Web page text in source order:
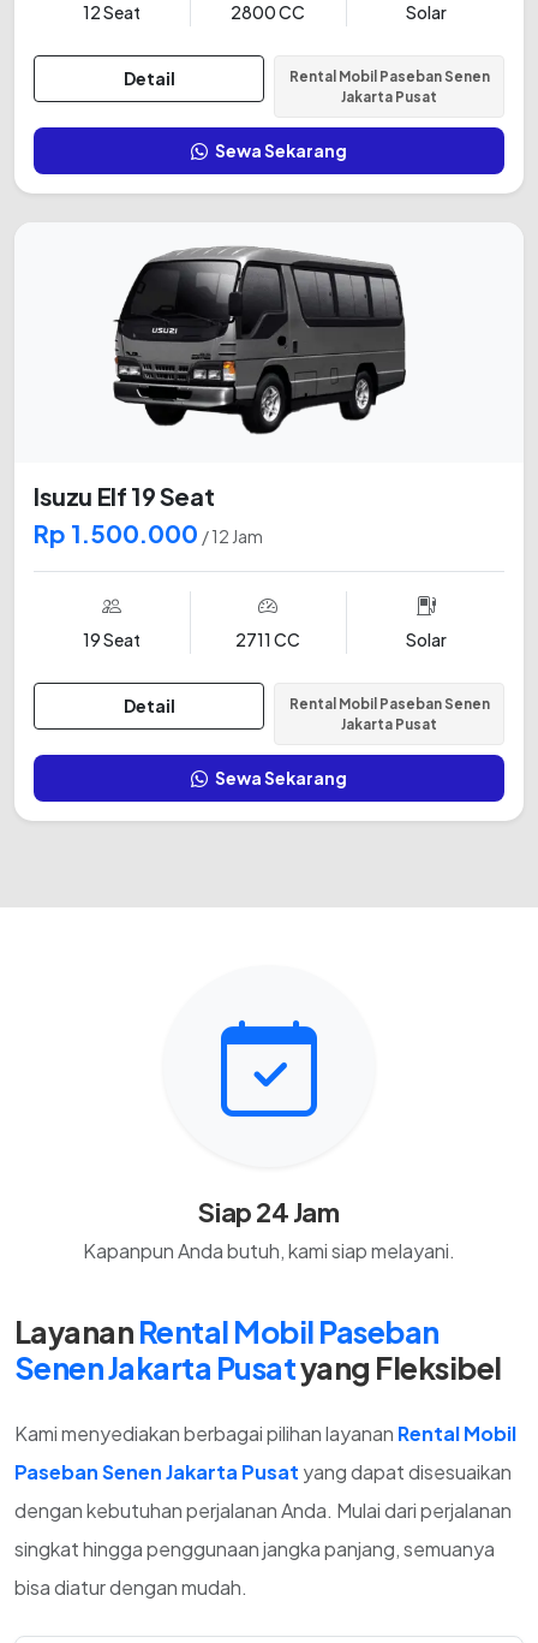
12 Seat 2800 CC Solar
Detail
Rental Mobil Paseban Senen
Jakarta Pusat
Sewa Sekarang
Isuzu Elf 19 Seat
Rp 1.500.000 / 12 Jam
19 Seat 2711 CC Solar
Detail
Rental Mobil Paseban Senen
Jakarta Pusat
Sewa Sekarang
Siap 24 Jam
Kapanpun Anda butuh, kami siap melayani.
LayananRental Mobil Paseban
Senen Jakarta Pusatyang Fleksibel
Kami menyediakan berbagai pilihan layanan Rental Mobil
Paseban Senen Jakarta Pusat yang dapat disesuaikan
dengan kebutuhan perjalanan Anda. Mulai dari perjalanan
singkat hingga penggunaan jangka panjang, semuanya
bisa diatur dengan mudah.